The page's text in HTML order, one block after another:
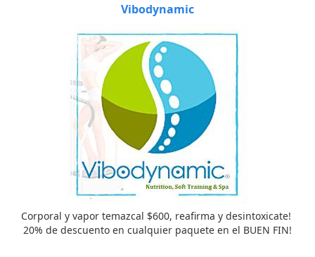
Vibodynamic
Corporal y vapor temazcal $600, reafirma y desintoxicate!
20% de descuento en cualquier paquete en el BUEN FIN!